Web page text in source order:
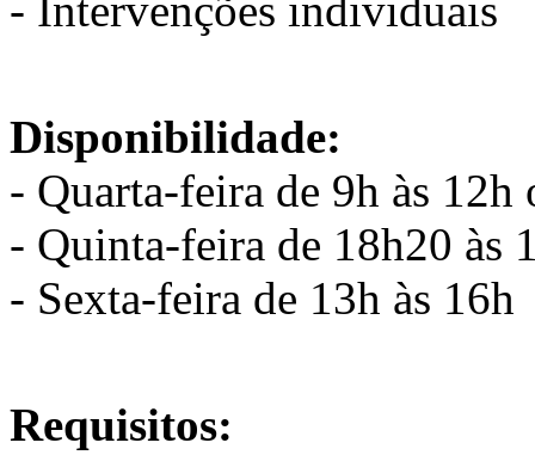
Disponibilidade:
- Quarta-feira de 9h às 12h
- Quinta-feira de 18h20 às
- Sexta-feira de 13h às 16h
Requisitos: